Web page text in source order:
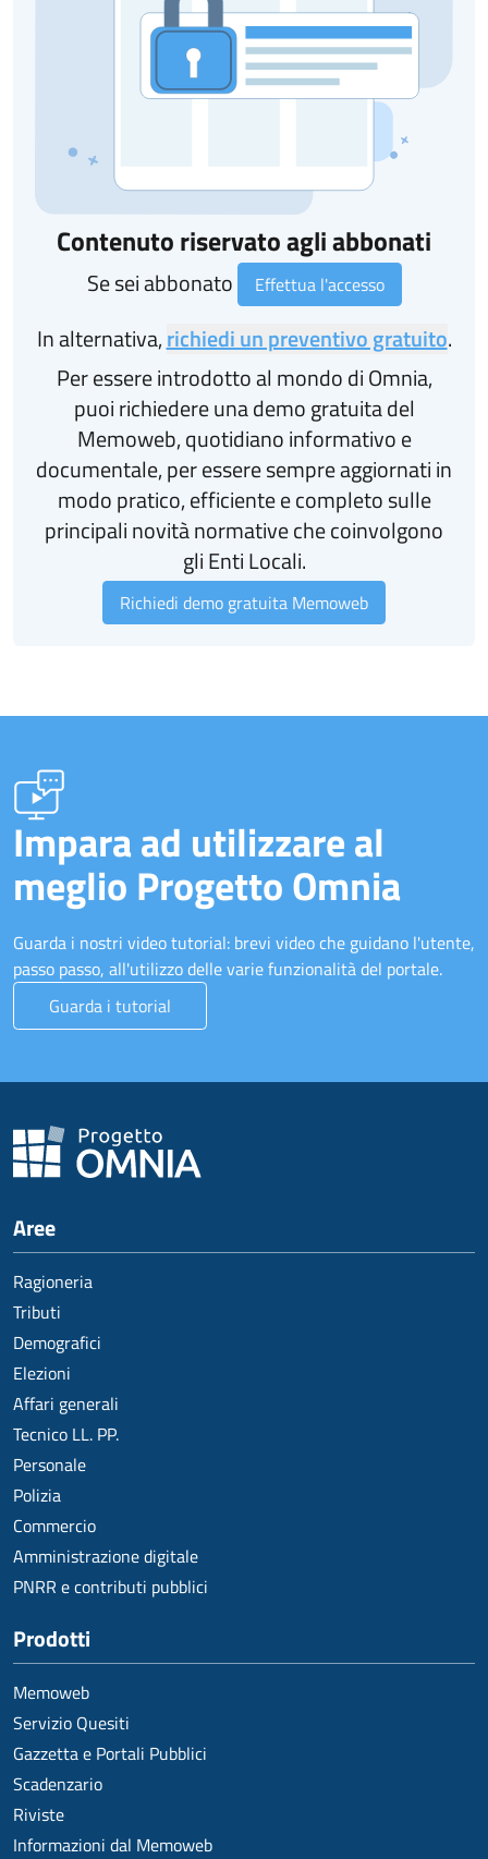
Contenuto riservato agli abbonati
Se sei abbonato Effettua l'accesso
In alternativa,richiedi un preventivo gratuito.
Per essere introdotto al mondo di Omnia,
puoi richiedere una demo gratuita del
Memoweb, quotidiano informativo e
documentale, per essere sempre aggiornati in
modo pratico, efficiente e completo sulle
principali novità normative che coinvolgono
gli Enti Locali.
Richiedi demo gratuita Memoweb
Impara ad utilizzare al
meglio Progetto Omnia
Guarda i nostri video tutorial: brevi video che guidano l'utente,
passo passo, all'utilizzo delle varie funzionalità del portale.
Guarda i tutorial
Aree
Ragioneria
Tributi
Demografici
Elezioni
Affari generali
Tecnico LL. PP.
Personale
Polizia
Commercio
Amministrazione digitale
PNRR e contributi pubblici
Prodotti
Memoweb
Servizio Quesiti
Gazzetta e Portali Pubblici
Scadenzario
Riviste
Informazioni dal Memoweb